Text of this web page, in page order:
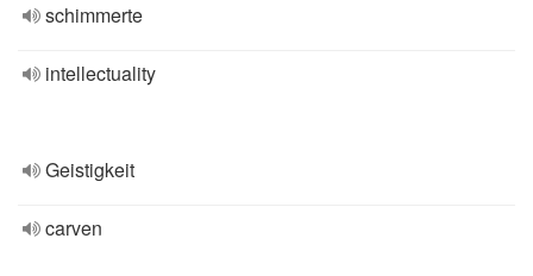
schimmerte
intellectuality
Geistigkeit
carven